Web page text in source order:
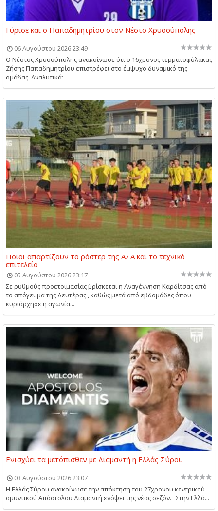
Γύρισε και ο Παπαδημητρίου στον Νέστο Χρυσούπολης
06 Αυγούστου 2026 23:49
Ο Νέστος Χρυσούπολης ανακοίνωσε ότι ο 16χρονος τερματοφύλακας
Ζήσης Παπαδημητρίου επιστρέφει στο έμψυχο δυναμικό της
ομάδας. Αναλυτικά:...
Ποιοι απαρτίζουν το ρόστερ της ΑΣΑ και το τεχνικό
επιτελείο
05 Αυγούστου 2026 23:17
Σε ρυθμούς προετοιμασίας βρίσκεται η Αναγέννηση Καρδίτσας από
το απόγευμα της Δευτέρας , καθώς μετά από εβδομάδες όπου
κυριάρχησε η αγωνία...
Ενισχύει τα μετόπισθεν με Διαμαντή η Ελλάς Σύρου
03 Αυγούστου 2026 23:07
Η Ελλάς Σύρου ανακοίνωσε την απόκτηση του 27χρονου κεντρικού
αμυντικού Απόστολου Διαμαντή ενόψει της νέας σεζόν. Στην Ελλά...